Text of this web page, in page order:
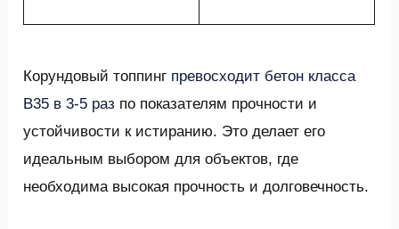
Корундовый топпинг превосходит бетон класса
В35 в 3-5 раз по показателям прочности и
устойчивости к истиранию. Это делает его
идеальным выбором для объектов, где
необходима высокая прочность и долговечность.